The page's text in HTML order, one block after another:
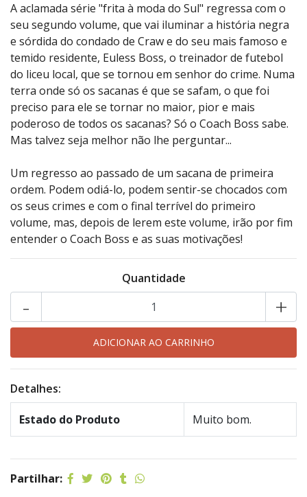
A aclamada série "frita à moda do Sul" regressa com o
seu segundo volume, que vai iluminar a história negra
e sórdida do condado de Craw e do seu mais famoso e
temido residente, Euless Boss, o treinador de futebol
do liceu local, que se tornou em senhor do crime. Numa
terra onde só os sacanas é que se safam, o que foi
preciso para ele se tornar no maior, pior e mais
poderoso de todos os sacanas? Só o Coach Boss sabe.
Mas talvez seja melhor não lhe perguntar...
Um regresso ao passado de um sacana de primeira
ordem. Podem odiá-lo, podem sentir-se chocados com
os seus crimes e com o final terrível do primeiro
volume, mas, depois de lerem este volume, irão por fim
entender o Coach Boss e as suas motivações!
Quantidade
+
-
Detalhes:
Estado do Produto Muito bom.
Partilhar: